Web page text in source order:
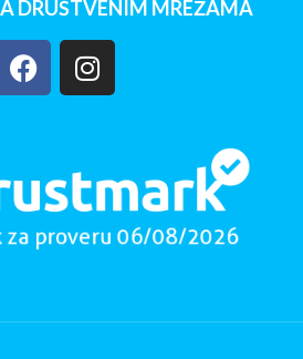
DRUŠTVENIM MREŽAMA